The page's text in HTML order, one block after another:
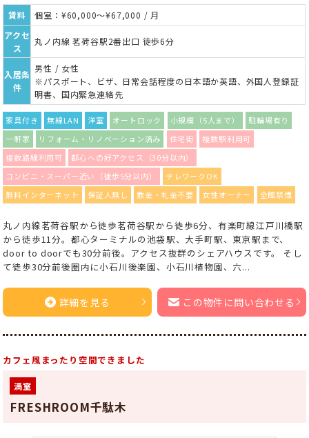
賃料
個室：¥60,000～¥67,000 / 月
アクセ
ス
丸ノ内線 茗荷谷駅2番出口 徒歩6分
入居条
件
男性 / 女性
※パスポート、ビザ、日常会話程度の日本語か英語、外国人登録証
明書、国内緊急連絡先
家具付き 無線LAN 洋室 オートロック 小規模（5人まで）
駐輪場有り
一軒家
リフォーム・リノベーション済み 住宅街
複数駅利用可
複数路線利用可
都心への好アクセス（30分以内）
コンビニ・スーパー近い（徒歩5分以内）
テレワークOK
無料インターネット
保証人無し 敷金・礼金不要 女性オーナー 全館禁煙
丸ノ内線茗荷谷駅から徒歩茗荷谷駅から徒歩6分、有楽町線江戸川橋駅
から徒歩11分。都心ターミナルの池袋駅、大手町駅、東京駅まで、
door to doorでも30分前後。アクセス抜群のシェアハウスです。 そし
て徒歩30分前後圏内に小石川後楽園、小石川植物園、六...
詳細を見る この物件に問い合わせる
カフェ風まったり空間できました
満室
FRESHROOM千駄木